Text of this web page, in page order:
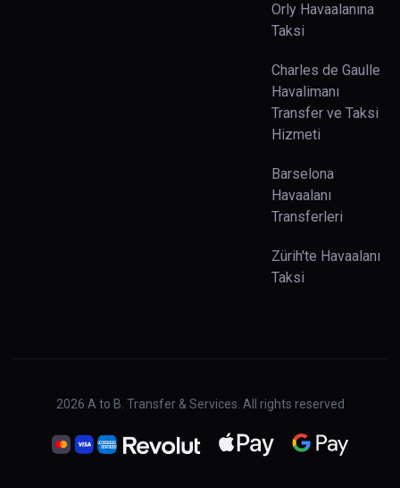
Orly Havaalanına
Taksi
Charles de Gaulle
Havalimanı
Transfer ve Taksi
Hizmeti
Barselona
Havaalanı
Transferleri
Zürih'te Havaalanı
Taksi
2026 A to B. Transfer & Services. All rights reserved